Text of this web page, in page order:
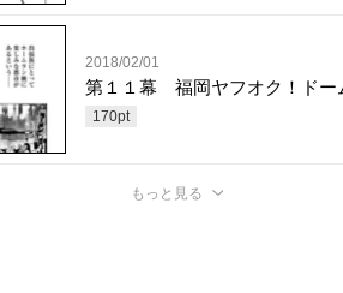
2018/02/01
第１１幕 福岡ヤフオク！ドー
170pt
もっと見る